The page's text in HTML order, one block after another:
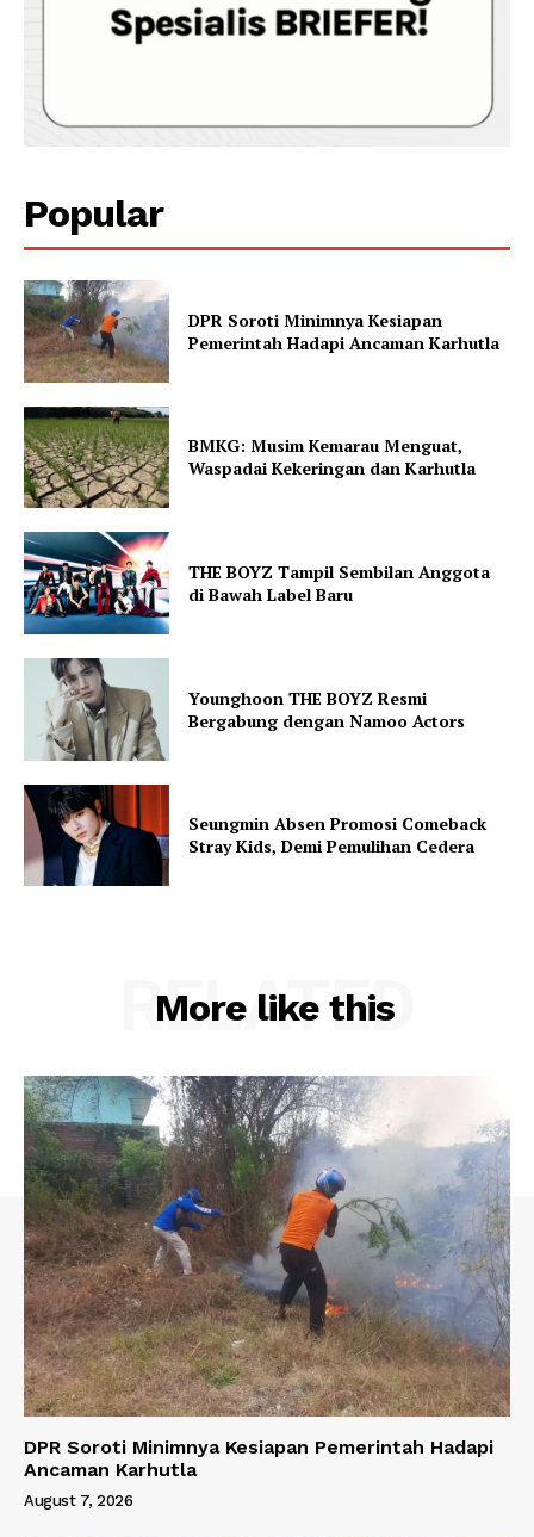
Popular
DPR Soroti Minimnya Kesiapan
Pemerintah Hadapi Ancaman Karhutla
BMKG: Musim Kemarau Menguat,
Waspadai Kekeringan dan Karhutla
THE BOYZ Tampil Sembilan Anggota
di Bawah Label Baru
Younghoon THE BOYZ Resmi
Bergabung dengan Namoo Actors
Seungmin Absen Promosi Comeback
Stray Kids, Demi Pemulihan Cedera
More like this
RELATED
DPR Soroti Minimnya Kesiapan Pemerintah Hadapi
Ancaman Karhutla
August 7, 2026